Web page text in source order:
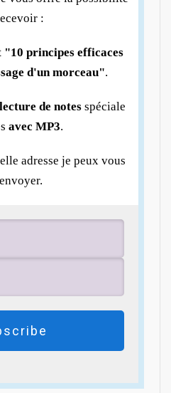
:
principes efficaces
d'un morceau".
de notes spéciale
avec MP3.
adresse je peux vous